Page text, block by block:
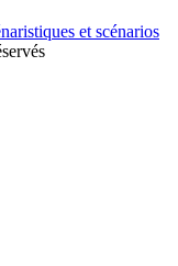
et scénarios